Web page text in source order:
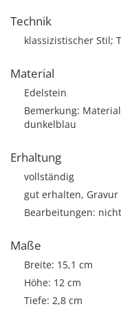
Technik
klassizistischer Stil;
Material
Edelstein
Bemerkung:
dunkelblau
Erhaltung
vollständig
gut erhalten,
Bearbeitungen:
Maße
Breite: 15,1 cm
Höhe: 12 cm
Tiefe: 2,8 cm